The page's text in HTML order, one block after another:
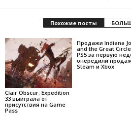
Похожие посты
Clair Obscur: Expedition
33 выиграла от
присутствия на Game
Pass
Продажи Indiana
and the Great
PS5 за первую
опередили
Steam и Xbox